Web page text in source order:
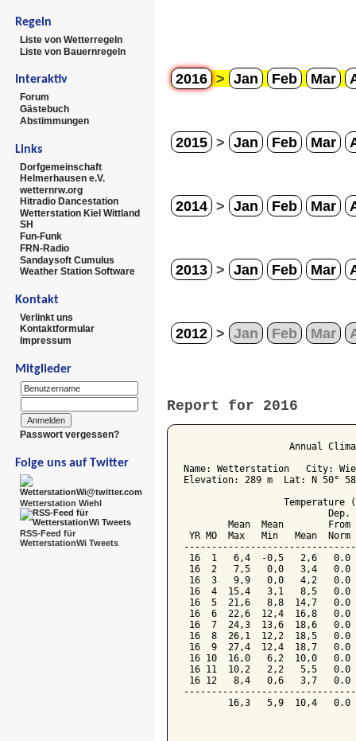
Regeln
Liste von Wetterregeln
Liste von Bauernregeln
Interaktiv
Forum
Gästebuch
Abstimmungen
Links
Dorfgemeinschaft
Helmerhausen e.V.
wetternrw.org
Hitradio Dancestation
Wetterstation Kiel Wittland
SH
Fun-Funk
FRN-Radio
Sandaysoft Cumulus
Weather Station Software
Kontakt
Verlinkt uns
Kontaktformular
Impressum
Mitglieder
Passwort vergessen?
Folge uns auf Twitter
Wetterstation Wiehl
RSS-Feed für
WetterstationWi Tweets
2016 > Jan Feb Mar
2015 > Jan Feb Mar
2014 > Jan Feb Mar
2013 > Jan Feb Mar
2012 > Jan Feb Mar
Report for 2016
Annual
Name: Wetterstation   City:
Elevation: 289 m  Lat: N 50°
Temperature
Mean  Mean
YR MO  Max   Min   Mean
16  1   6,4  -0,5   2,6
16  2   7,5   0,0   3,4
16  3   9,9   0,0   4,2
16  4  15,4   3,1   8,5
16  5  21,6   8,8  14,7
16  6  22,6  12,4  16,8
16  7  24,3  13,6  18,6
16  8  26,1  12,2  18,5
16  9  27,4  12,4  18,7
16 10  16,0   6,2  10,0
16 11  10,2   2,2   5,5
16 12   8,4   0,6   3,7
16,3   5,9  10,4